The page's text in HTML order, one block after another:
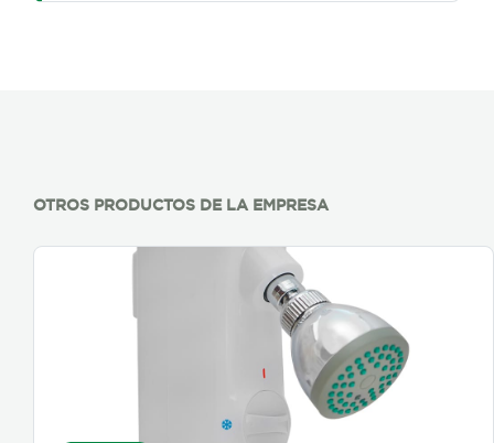
OTROS PRODUCTOS DE LA EMPRESA